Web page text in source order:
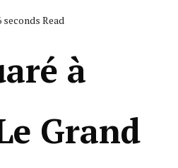
seconds Read
à
Grand